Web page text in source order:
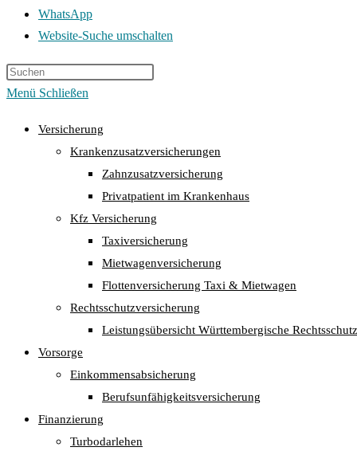
WhatsApp
Website-Suche umschalten
Menü Schließen
Versicherung
Krankenzusatzversicherungen
Zahnzusatzversicherung
Privatpatient im Krankenhaus
Kfz Versicherung
Taxiversicherung
Mietwagenversicherung
Flottenversicherung Taxi & Mietwagen
Rechtsschutzversicherung
Leistungsübersicht Württembergische
Vorsorge
Einkommensabsicherung
Berufsunfähigkeitsversicherung
Finanzierung
Turbodarlehen